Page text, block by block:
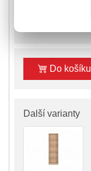
Do košíku
Další varianty